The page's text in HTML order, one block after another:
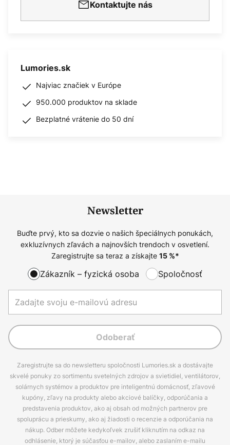
Kontaktujte nás
Lumories.sk
Najviac značiek v Európe
950.000 produktov na sklade
Bezplatné vrátenie do 50 dní
Newsletter
Buďte prvý, kto sa dozvie o našich špeciálnych ponukách,
exkluzívnych zľavách a najnovších trendoch v osvetlení.
Zaregistrujte sa teraz a získajte 15%*
Zákazník – fyzická osoba Spoločnosť
Odoberať
Zaregistrujte sa do newsletteru spoločnosti Lumories.sk a dostávajte
skvelé ponuky zo sortimentu svetelných zdrojov a svietidiel, ventilátorov,
solárnych systémov a produktov pre inteligentnú domácnosť, zľavové
kupóny, zľavy na produkty alebo akciové balíčky, odporúčania a
predstavenia produktov, ako aj obsah od možných partnerov pre
spoluprácu a prieskumy, ako aj žiadosti o recenzie a odporúčania na
nákup. Odber môžete kedykoľvek zrušiť kliknutím na odkaz na
odhlásenie, ktorý je súčasťou e-mailov, alebo zaslaním e-mailu